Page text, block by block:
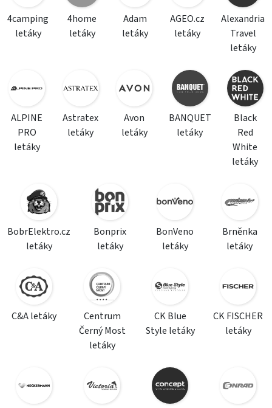
4camping
letáky
4home
letáky
Adam
letáky
AGEO.cz
letáky
Alexandria
Travel
letáky
ALPINE
PRO
letáky
Astratex
letáky
Avon
letáky
BANQUET
letáky
Black
Red
White
letáky
BobrElektro.cz
letáky
Bonprix
letáky
BonVeno
letáky
Brněnka
letáky
C&A letáky
Centrum
Černý Most
letáky
CK Blue
Style letáky
CK FISCHER
letáky